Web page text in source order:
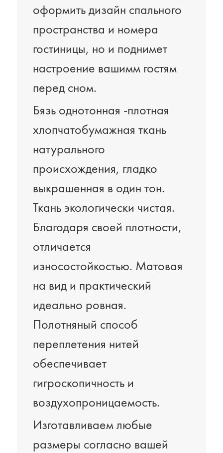
оформить дизайн спального
пространства и номера
гостиницы, но и поднимет
настроение вашимм гостям
перед сном.
Бязь однотонная -плотная
хлопчатобумажная ткань
натурального
происхождения, гладко
выкрашенная в один тон.
Ткань экологически чистая.
Благодаря своей плотности,
отличается
износостойкостью. Матовая
на вид и практический
идеально ровная.
Полотняный способ
переплетения нитей
обеспечивает
гигроскопичность и
воздухопроницаемость.
Изготавливаем любые
размеры согласно вашей